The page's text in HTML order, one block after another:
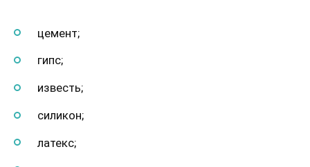
цемент;
гипс;
известь;
силикон;
латекс;